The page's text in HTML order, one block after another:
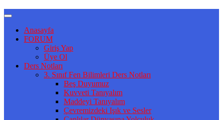
Anasayfa
FORUM
Giriş Yap
Üye Ol
Ders Notları
3. Sınıf Fen Bilimleri Ders Notları
Beş Duyumuz
Kuvveti Tanıyalım
Maddeyi Tanıyalım
Çevremizdeki Işık ve Sesler